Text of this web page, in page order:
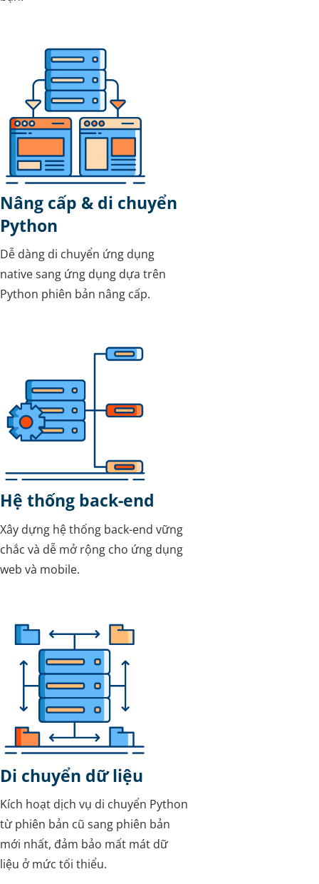
Nâng cấp & di chuyển
Python
Dễ dàng di chuyển ứng dụng
native sang ứng dụng dựa trên
Python phiên bản nâng cấp.
Hệ thống back-end
Xây dựng hệ thống back-end vững
chắc và dễ mở rộng cho ứng dụng
web và mobile.
Di chuyển dữ liệu
Kích hoạt dịch vụ di chuyển Python
từ phiên bản cũ sang phiên bản
mới nhất, đảm bảo mất mát dữ
liệu ở mức tối thiểu.